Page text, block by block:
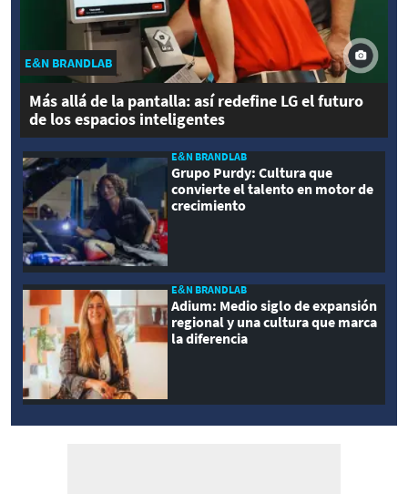
E&N BRANDLAB
Más allá de la pantalla: así redefine LG el futuro
de los espacios inteligentes
E&N BRANDLAB
Grupo Purdy: Cultura que
convierte el talento en motor de
crecimiento
E&N BRANDLAB
Adium: Medio siglo de expansión
regional y una cultura que marca
la diferencia